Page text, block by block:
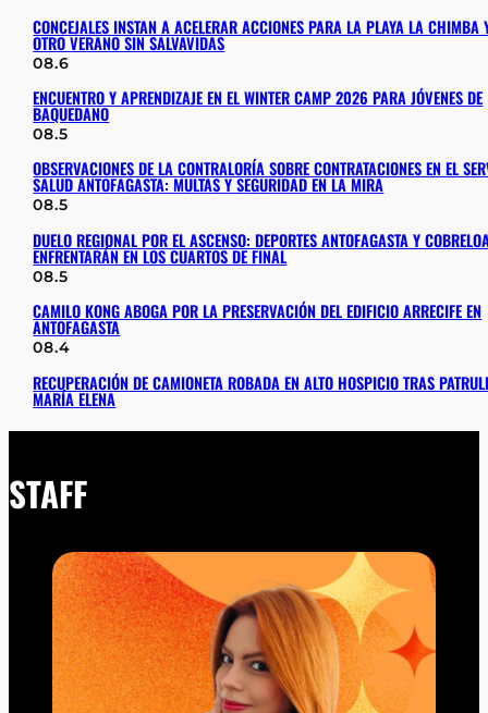
CONCEJALES INSTAN A ACELERAR ACCIONES PARA LA PLAYA LA CHIMBA
OTRO VERANO SIN SALVAVIDAS
08.6
ENCUENTRO Y APRENDIZAJE EN EL WINTER CAMP 2026 PARA JÓVENES DE
BAQUEDANO
08.5
OBSERVACIONES DE LA CONTRALORÍA SOBRE CONTRATACIONES EN EL
SALUD ANTOFAGASTA: MULTAS Y SEGURIDAD EN LA MIRA
08.5
DUELO REGIONAL POR EL ASCENSO: DEPORTES ANTOFAGASTA Y
ENFRENTARÁN EN LOS CUARTOS DE FINAL
08.5
CAMILO KONG ABOGA POR LA PRESERVACIÓN DEL EDIFICIO ARRECIFE EN
ANTOFAGASTA
08.4
RECUPERACIÓN DE CAMIONETA ROBADA EN ALTO HOSPICIO TRAS
MARÍA ELENA
STAFF